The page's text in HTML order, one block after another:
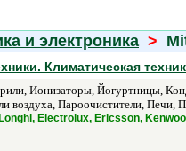
и электроника >
Климатическая
Ионизаторы, Йогуртницы,
воздуха, Пароочистители,
Electrolux, Ericsson,